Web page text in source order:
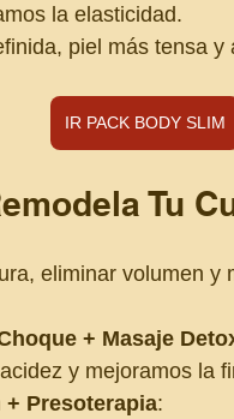
la elasticidad.
piel más tensa y
IR PACK BODY SLIM
Tu
eliminar volumen y
+ Masaje
y mejoramos la
Presoterapia: